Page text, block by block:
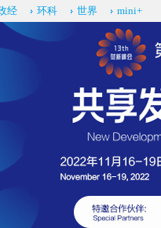
经 环科 世界 mini+